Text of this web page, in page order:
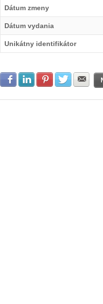
Dátum zmeny
Dátum vydania
Unikátny identifikátor
Zdielať na Facebook
Zdielať naZdielať na
Zdielať